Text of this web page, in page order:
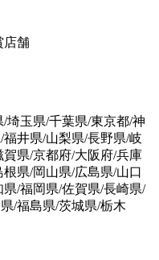
店舗
埼玉県/千葉県/東京都/神
井県/山梨県/長野県/岐
県/京都府/大阪府/兵庫
県/岡山県/広島県/山口
/福岡県/佐賀県/長崎県/
/福島県/茨城県/栃木